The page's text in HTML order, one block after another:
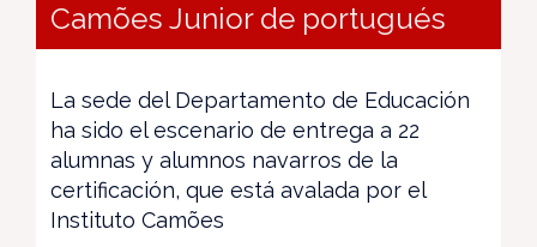
Camões Junior de portugués
La sede del Departamento de Educación
ha sido el escenario de entrega a 22
alumnas y alumnos navarros de la
certificación, que está avalada por el
Instituto Camões